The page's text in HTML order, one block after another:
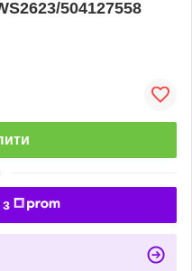
504127558